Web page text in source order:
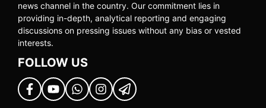
news channel in the country. Our commitment lies in
providing in-depth, analytical reporting and engaging
discussions on pressing issues without any bias or vested
interests.
FOLLOW US